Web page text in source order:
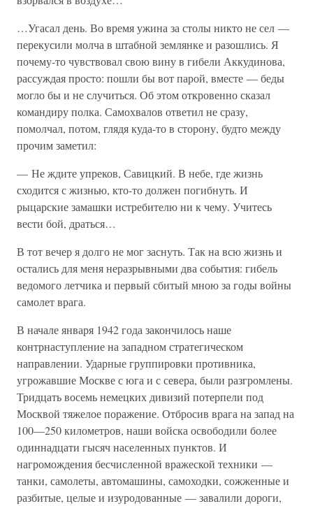
…Угасал день. Во время ужина за столы никто не сел —
перекусили молча в штабной землянке и разошлись. Я
почему-то чувствовал свою вину в гибели Аккудинова,
рассуждая просто: пошли бы вот парой, вместе — беды
могло бы и не случиться. Об этом откровенно сказал
командиру полка. Самохвалов ответил не сразу,
помолчал, потом, глядя куда-то в сторону, будто между
прочим заметил:
— Не ждите упреков, Савицкий. В небе, где жизнь
сходится с жизнью, кто-то должен погибнуть. И
рыцарские замашки истребителю ни к чему. Учитесь
вести бой, драться…
В тот вечер я долго не мог заснуть. Так на всю жизнь и
остались для меня неразрывными два события: гибель
ведомого летчика и первый сбитый мною за годы войны
самолет врага.
В начале января 1942 года закончилось наше
контрнаступление на западном стратегическом
направлении. Ударные группировки противника,
угрожавшие Москве с юга и с севера, были разгромлены.
Тридцать восемь немецких дивизий потерпели под
Москвой тяжелое поражение. Отбросив врага на запад на
100—250 километров, наши войска освободили более
одиннадцати гысяч населенных пунктов. И
нагромождения бесчисленной вражеской техники —
танки, самолеты, автомашины, самоходки, сожженные и
разбитые, целые и изуродованные — завалили дороги,